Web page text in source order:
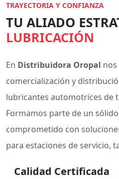
TRAYECTORIA Y CONFIANZA
TU ALIADO
LUBRICACIÓN
En Distribuidora Oropal nos
comercialización y
lubricantes automotrices de
Formamos parte de un
comprometido con
para estaciones de servicio,
Calidad Certificada